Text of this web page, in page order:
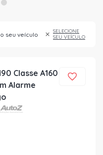
3
seu veículo
SELECIONE
SEU VEÍCULO
Classe A160
Alarme